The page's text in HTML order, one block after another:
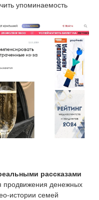
упоминаемость
рассказами
продвижения денежных
истории семей